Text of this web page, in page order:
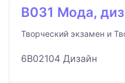
B031 Мода,
Творческий экзамен и
6B02104 Дизайн